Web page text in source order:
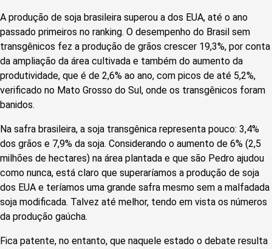
A produção de soja brasileira superou a dos EUA, até o ano
passado primeiros no ranking. O desempenho do Brasil sem
transgênicos fez a produção de grãos crescer 19,3%, por conta
da ampliação da área cultivada e também do aumento da
produtividade, que é de 2,6% ao ano, com picos de até 5,2%,
verificado no Mato Grosso do Sul, onde os transgênicos foram
banidos.
Na safra brasileira, a soja transgênica representa pouco: 3,4%
dos grãos e 7,9% da soja. Considerando o aumento de 6% (2,5
milhões de hectares) na área plantada e que são Pedro ajudou
como nunca, está claro que superaríamos a produção de soja
dos EUA e te­ríamos uma grande safra mesmo sem a malfadada
soja modificada. Talvez até melhor, tendo em vista os números
da produção gaúcha.
Fica patente, no entanto, que naquele estado o debate resulta